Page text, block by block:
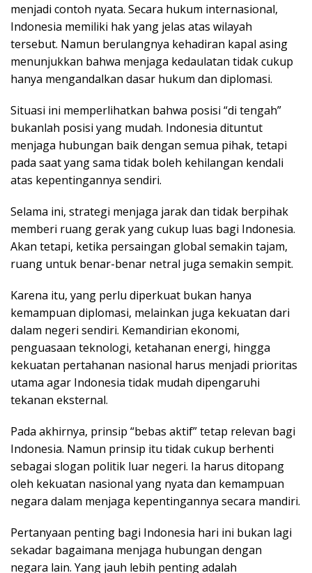
menjadi contoh nyata. Secara hukum internasional,
Indonesia memiliki hak yang jelas atas wilayah
tersebut. Namun berulangnya kehadiran kapal asing
menunjukkan bahwa menjaga kedaulatan tidak cukup
hanya mengandalkan dasar hukum dan diplomasi.
Situasi ini memperlihatkan bahwa posisi “di tengah”
bukanlah posisi yang mudah. Indonesia dituntut
menjaga hubungan baik dengan semua pihak, tetapi
pada saat yang sama tidak boleh kehilangan kendali
atas kepentingannya sendiri.
Selama ini, strategi menjaga jarak dan tidak berpihak
memberi ruang gerak yang cukup luas bagi Indonesia.
Akan tetapi, ketika persaingan global semakin tajam,
ruang untuk benar-benar netral juga semakin sempit.
Karena itu, yang perlu diperkuat bukan hanya
kemampuan diplomasi, melainkan juga kekuatan dari
dalam negeri sendiri. Kemandirian ekonomi,
penguasaan teknologi, ketahanan energi, hingga
kekuatan pertahanan nasional harus menjadi prioritas
utama agar Indonesia tidak mudah dipengaruhi
tekanan eksternal.
Pada akhirnya, prinsip “bebas aktif” tetap relevan bagi
Indonesia. Namun prinsip itu tidak cukup berhenti
sebagai slogan politik luar negeri. Ia harus ditopang
oleh kekuatan nasional yang nyata dan kemampuan
negara dalam menjaga kepentingannya secara mandiri.
Pertanyaan penting bagi Indonesia hari ini bukan lagi
sekadar bagaimana menjaga hubungan dengan
negara lain. Yang jauh lebih penting adalah